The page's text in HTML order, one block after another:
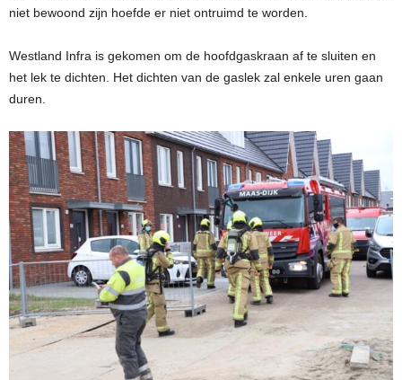
niet bewoond zijn hoefde er niet ontruimd te worden.
Westland Infra is gekomen om de hoofdgaskraan af te sluiten en
het lek te dichten. Het dichten van de gaslek zal enkele uren gaan
duren.